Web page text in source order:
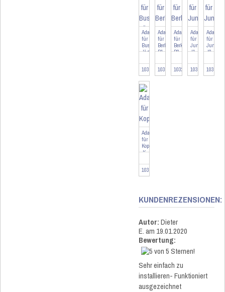
Adapter
für
Busch-
Jäger
103090
Adapter
für
Berker
B1
103094
Adapter
für
Berker
B2
103263
Adapter
für
Jung
J1
103095
Adapter
für
Jung
J2
103478
Adapter
für
Kopp
K
103096
KUNDENREZENSIONEN:
Autor:Dieter
E.am 19.01.2020
Bewertung:
Sehr einfach zu
installieren- Funktioniert
ausgezeichnet